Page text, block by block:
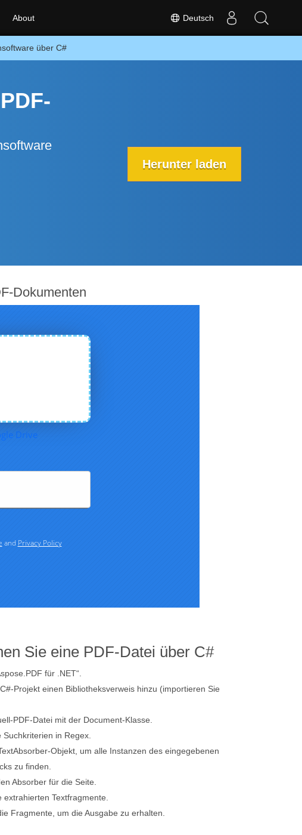
Deutsch
About
über C#
Herunter laden
Dokumenten
Sie eine PDF-Datei über C#
für .NET“.
Projekt einen Bibliotheksverweis hinzu (importieren Sie
PDF-Datei mit der Document-Klasse.
in Regex.
Objekt, um alle Instanzen des eingegebenen
zu finden.
Absorber für die Seite.
extrahierten Textfragmente.
Fragmente, um die Ausgabe zu erhalten.